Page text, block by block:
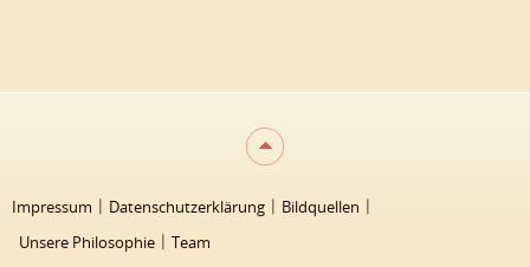
Impressum Datenschutzerklärung
Bildquellen
Unsere Philosophie
Team